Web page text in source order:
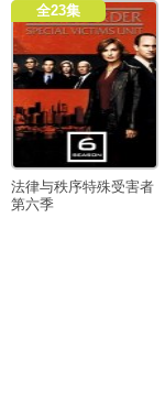
全23集
法律与秩序特殊受害者
第六季